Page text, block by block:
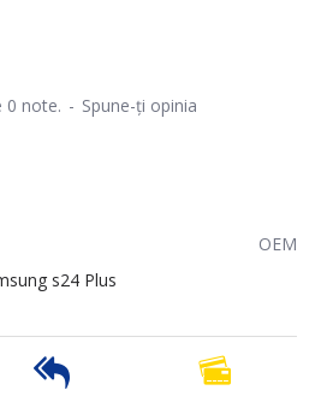
s24 Plus
OEM
0 note. - Spune-ţi opinia